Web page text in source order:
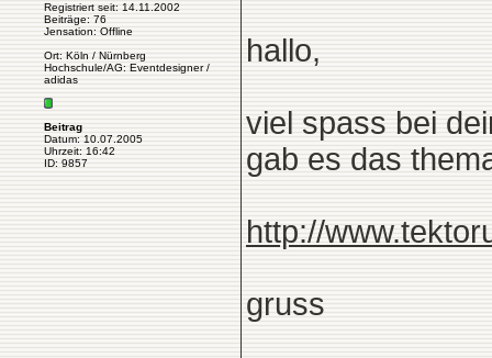
Registriert seit: 14.11.2002
Beiträge: 76
Jensation: Offline
Ort: Köln / Nürnberg
Hochschule/AG: Eventdesigner /
adidas
Beitrag
Datum: 10.07.2005
Uhrzeit: 16:42
ID: 9857
hallo,
viel spass bei
gab es das
http://
gruss